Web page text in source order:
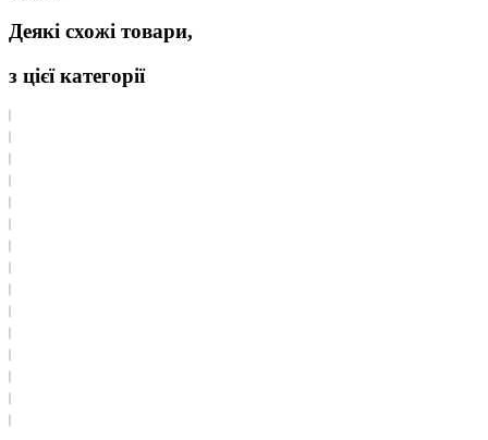
Деякі схожі товари,
з цієї категорії